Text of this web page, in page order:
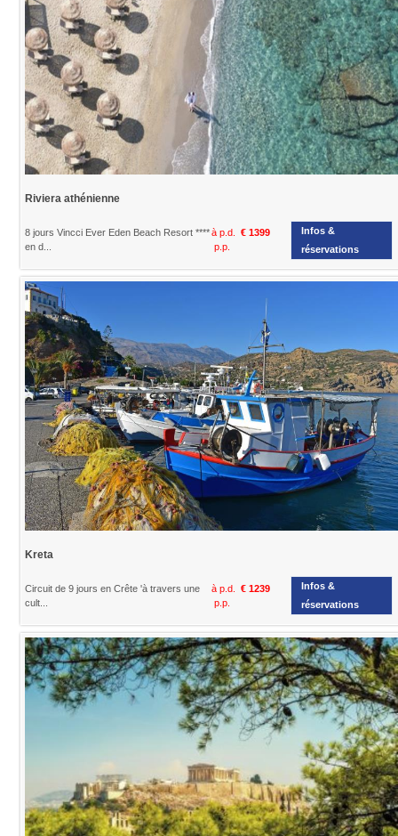
Riviera athénienne
8 jours Vincci Ever Eden Beach Resort ****
en d...
à p.d.
€ 1399
p.p.
Infos &
réservations
Kreta
Circuit de 9 jours en Crête 'à travers une
cult...
à p.d.
€ 1239
p.p.
Infos &
réservations